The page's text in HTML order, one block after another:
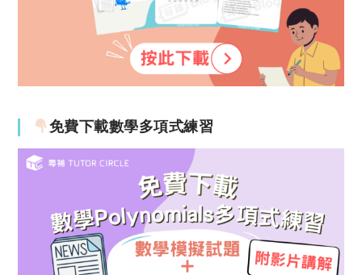
免費下載數學多項式練習